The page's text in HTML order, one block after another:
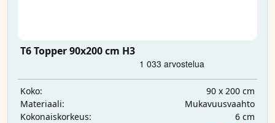
T6 Topper 90x200 cm H3
Koko:
90 x 200 cm
Materiaali:
Mukavuusvaahto
Kokonaiskorkeus:
6 cm